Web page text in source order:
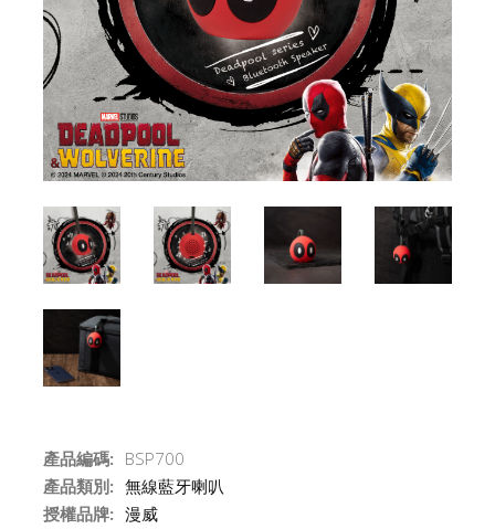
產品編碼: BSP700
產品類別: 無線藍牙喇叭
授權品牌: 漫威